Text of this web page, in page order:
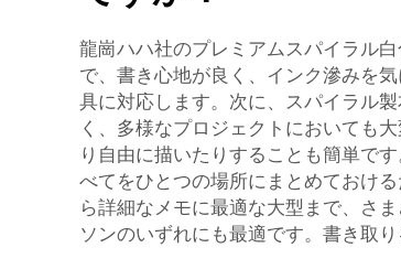
龍崗ハハ社のプレミアムスパイラル
で、書き心地が良く、インク滲みを
具に対応します。次に、スパイラル
く、多様なプロジェクトにおいても
り自由に描いたりすることも簡単で
べてをひとつの場所にまとめておけ
ら詳細なメモに最適な大型まで、さ
ソンのいずれにも最適です。書き取